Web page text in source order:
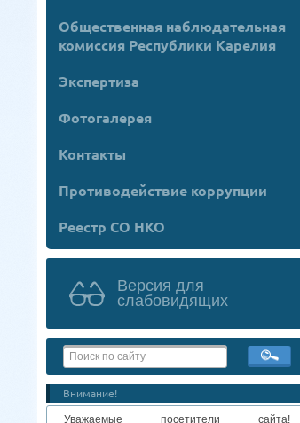
Общественная наблюдательная
комиссия Республики Карелия
Экспертиза
Фотогалерея
Контакты
Противодействие коррупции
Реестр СО НКО
Версия для
слабовидящих
Внимание!
Уважаемые посетители сайта!